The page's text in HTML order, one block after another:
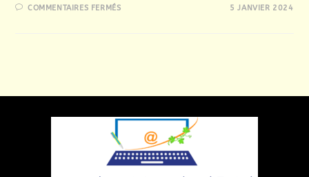
COMMENTAIRES FERMÉSSUR 5 JANVIER 2024